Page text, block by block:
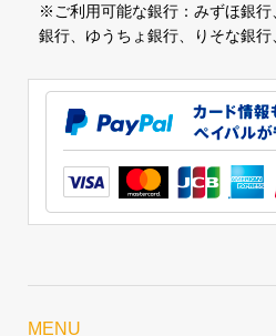
※ご利用可能な銀行：みずほ銀
銀行、ゆうちょ銀行、りそな銀
MENU